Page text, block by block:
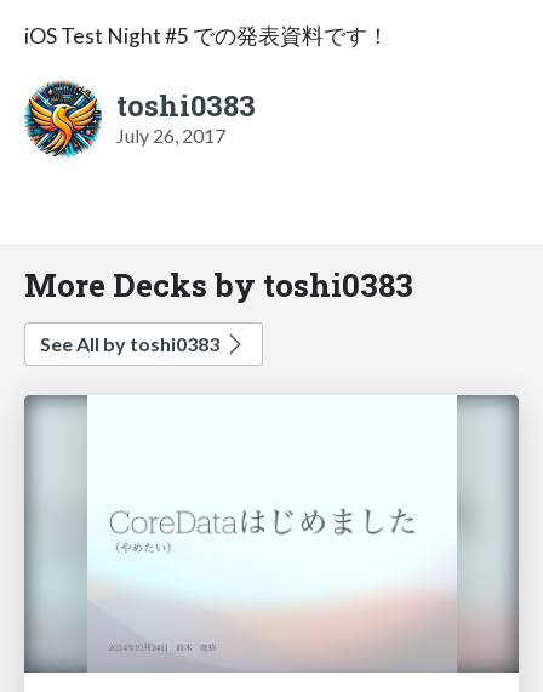
iOS Test Night #5 での発表資料です！
toshi0383
July 26, 2017
More Decks by toshi0383
See All by toshi0383